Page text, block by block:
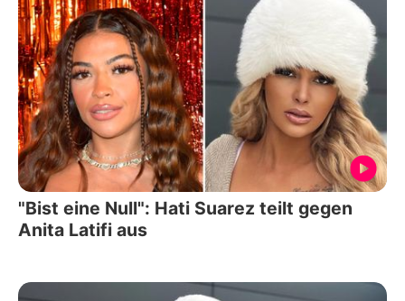
"Bist eine Null": Hati Suarez teilt gegen
Anita Latifi aus